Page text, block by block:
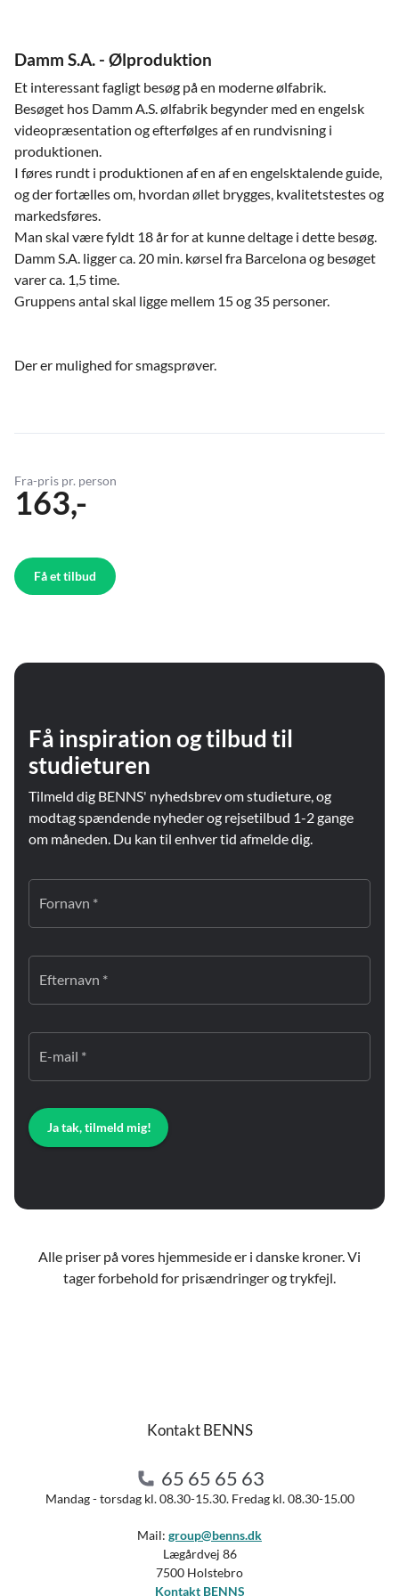
Damm S.A. - Ølproduktion
Et interessant fagligt besøg på en moderne ølfabrik.
Besøget hos Damm A.S. ølfabrik begynder med en engelsk
videopræsentation og efterfølges af en rundvisning i
produktionen.
I føres rundt i produktionen af en af en engelsktalende guide,
og der fortælles om, hvordan øllet brygges, kvalitetstestes og
markedsføres.
Man skal være fyldt 18 år for at kunne deltage i dette besøg.
Damm S.A. ligger ca. 20 min. kørsel fra Barcelona og besøget
varer ca. 1,5 time.
Gruppens antal skal ligge mellem 15 og 35 personer.
Der er mulighed for smagsprøver.
Fra-pris pr. person
163,-
Få et tilbud
Få inspiration og tilbud til
studieturen
Tilmeld dig BENNS' nyhedsbrev om studieture, og
modtag spændende nyheder og rejsetilbud 1-2 gange
om måneden. Du kan til enhver tid afmelde dig.
Fornavn *
Efternavn *
E-mail *
Ja tak, tilmeld mig!
Alle priser på vores hjemmeside er i danske kroner. Vi
tager forbehold for prisændringer og trykfejl.
Kontakt BENNS
65 65 65 63
Mandag - torsdag kl. 08.30-15.30. Fredag kl. 08.30-15.00
Mail: group@benns.dk
Lægårdvej 86
7500 Holstebro
Kontakt BENNS